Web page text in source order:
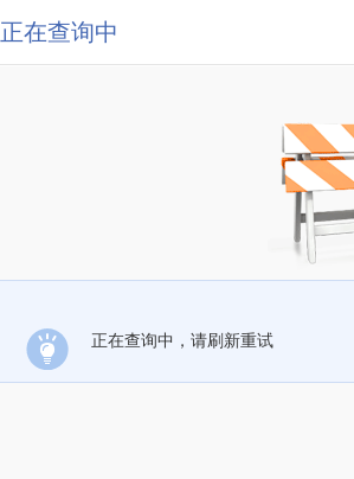
正在查询中
正在查询中，请刷新重试